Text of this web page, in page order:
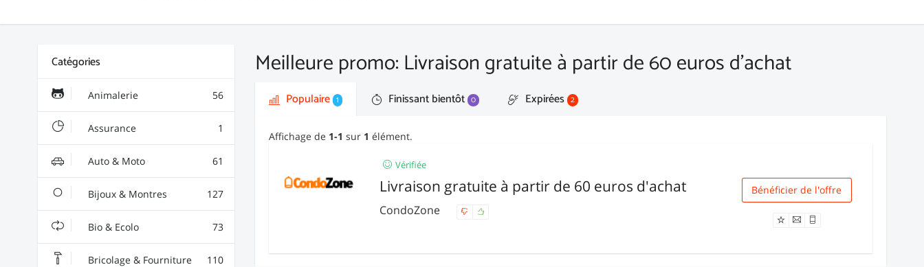
Catégories
Animalerie 56
Assurance 1
Auto & Moto 61
Bijoux & Montres 127
Bio & Ecolo 73
Bricolage & Fourniture 110
Meilleure promo: Livraison gratuite à partir de 60 euros d'achat
Populaire 1 Finissant bientôt 0 Expirées 2
Affichage de 1-1 sur 1 élément.
Vérifiée
Livraison gratuite à partir de 60 euros d'achat
CondoZone
Livraison
Bénéficier de l'offre